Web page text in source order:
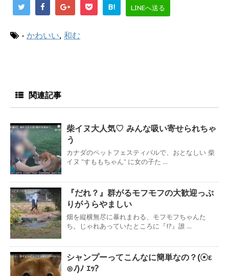
B! LINEへ送る
- かわいい, 和む
関連記事
柴イヌ大人気♡ みんな吸い寄せられちゃ
う
カナダのペットフェスティバルで、おとなしい 柴
イヌ ”すももちゃん” に女の子た ...
『だれ？』群がるモフモフの大歓迎っぷ
りがうらやましい
畑を縦横無尽に暴れまわる、モフモフちゃんた
ち。じゃれあっていたところに『!?』誰 ...
シャンプーってこんなに簡単なの？(☉ε
⊙ﾉ)ﾉ ｴｯ?